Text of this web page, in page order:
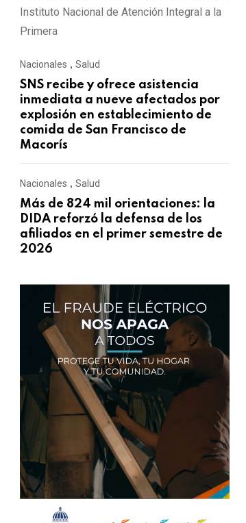
Más de 824 mil orientaciones: la DIDA
AGOSTO 3, 2026
Instituto Nacional de Atención Integral a la
Primera
Nacionales , Salud
SNS recibe y ofrece asistencia
inmediata a nueve afectados por
explosión en establecimiento de
comida de San Francisco de
Macorís
Nacionales , Salud
Más de 824 mil orientaciones: la
DIDA reforzó la defensa de los
afiliados en el primer semestre de
2026